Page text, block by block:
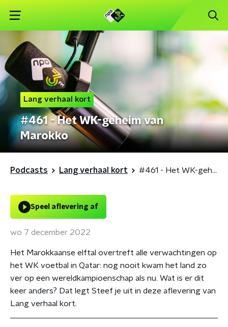
Lang verhaal kort
#461 - Het WK-geheim van
Marokko
Podcasts Lang verhaal kort #461 - Het WK-geheim van Marokko
Speel aflevering af
wo 7 december 2022
Het Marokkaanse elftal overtreft alle verwachtingen op
het WK voetbal in Qatar: nog nooit kwam het land zo
ver op een wereldkampioenschap als nu. Wat is er dit
keer anders? Dat legt Steef je uit in deze aflevering van
Lang verhaal kort.